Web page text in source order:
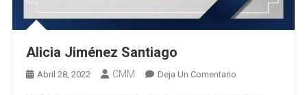
Alicia Jiménez Santiago
Abril 28, 2022 CMM Deja Un ComentarioEn